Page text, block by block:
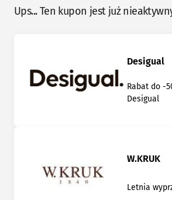
Ups... Ten kupon jest już
Desigual
Rabat do -
Desigual
W.KRUK
Letnia